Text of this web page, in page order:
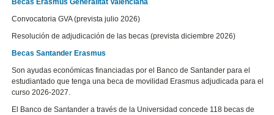
Becas Erasmus Generalitat Valenciana
Convocatoria GVA (prevista julio 2026)
Resolución de adjudicación de las becas (prevista diciembre 2026)
Becas Santander Erasmus
Son ayudas económicas financiadas por el Banco de Santander para el
estudiantado que tenga una beca de movilidad Erasmus adjudicada para el
curso 2026-2027.
El Banco de Santander a través de la Universidad concede 118 becas de